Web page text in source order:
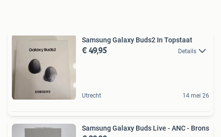
Samsung Galaxy Buds2 In Topstaat
€ 49,95 Details
Utrecht 14 mei 26
Samsung Galaxy Buds Live - ANC - Brons